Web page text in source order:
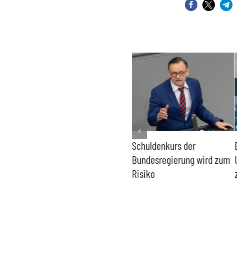
Bundesregierung wird zum
Bundesregierung macht
Umgang mit „Apollo News“
zur Verschlusssache